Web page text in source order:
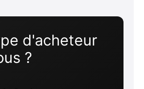
d'acheteur
?